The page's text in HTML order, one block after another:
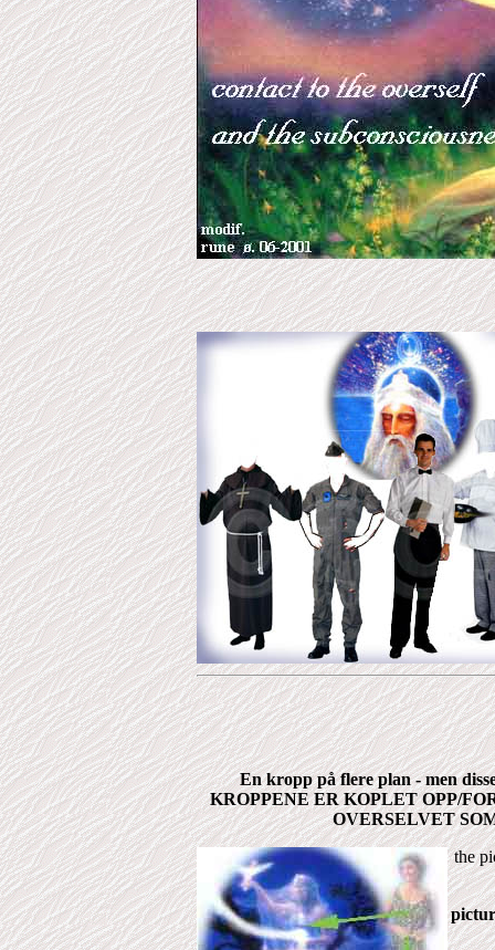
En kropp på flere plan - men
KROPPENE ER KOPLET OPP/
OVERSELVET
the